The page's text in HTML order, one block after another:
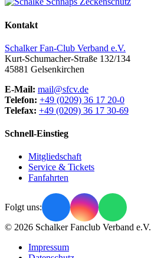
Kontakt
Schalker Fan-Club Verband e.V.
Kurt-Schumacher-Straße 132/134
45881 Gelsenkirchen
E-Mail: mail@sfcv.de
Telefon: +49 (0209) 36 17 20-0
Telefax: +49 (0209) 36 17 30-69
Schnell-Einstieg
Mitgliedschaft
Service & Tickets
Fanfahrten
Folgt uns:
© 2026 Schalker Fanclub Verband e.V.
Impressum